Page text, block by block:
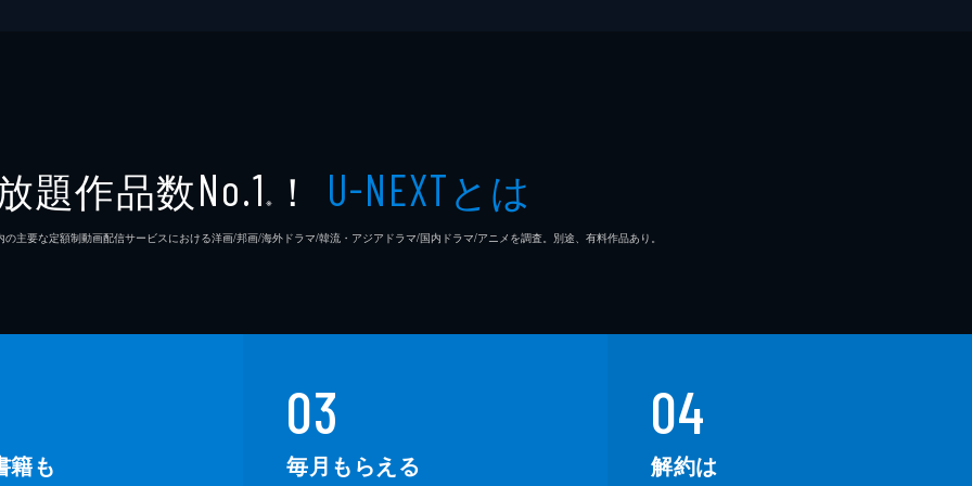
題作品数No.1 ※ ！ U-NEXTとは
主要な定額制動画配信サービスにおける洋画/邦画/海外ドラマ/韓流・アジアドラマ/国内ドラマ/アニメを調査。別途、有料作品あり。
籍も
03
毎月もらえる
04
解約は